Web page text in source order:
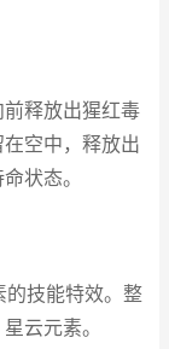
释放出猩红毒
空中，释放出
状态。
的技能特效。整
云元素。